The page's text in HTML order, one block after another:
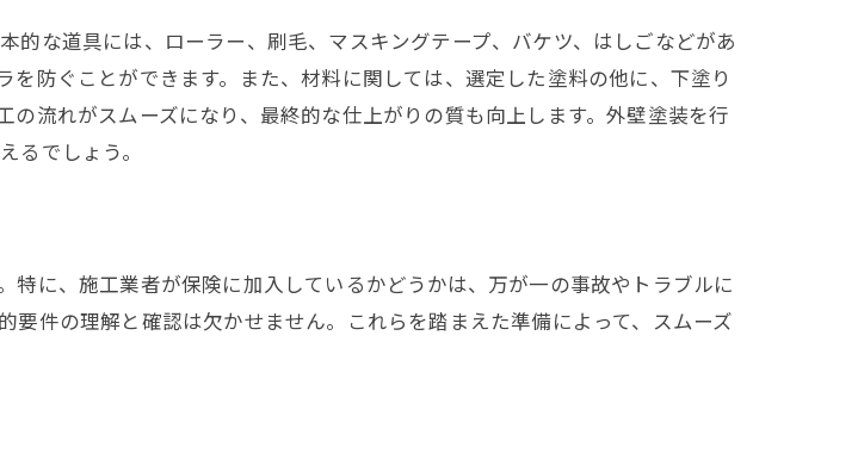
を考慮した選択
料の選び方
るべきポイント
コン系、フッ素系の違い
を選ぶ理由
ットとデメリット
な道具には、ローラー、刷毛、マスキングテープ、バケツ、はしごなどがあ
防ぐことができます。また、材料に関しては、選定した塗料の他に、下塗り
流れがスムーズになり、最終的な仕上がりの質も向上します。外壁塗装を行
るでしょう。
に、施工業者が保険に加入しているかどうかは、万が一の事故やトラブルに
件の理解と確認は欠かせません。これらを踏まえた準備によって、スムーズ